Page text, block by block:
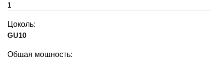
1
Цоколь:
GU10
Общая мощность: